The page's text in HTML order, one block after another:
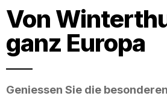
Von
ganz Europa
Geniessen Sie die